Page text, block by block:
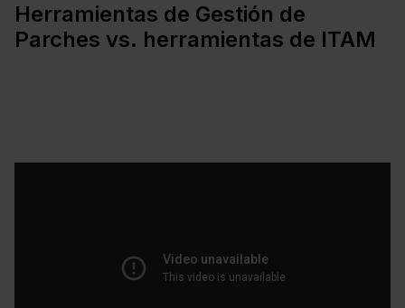
Herramientas de Gestión de
Parches vs. herramientas de ITAM